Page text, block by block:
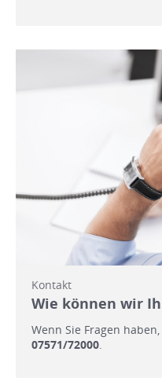
Kontakt
Wie können wir
Wenn Sie Fragen
07571/72000.